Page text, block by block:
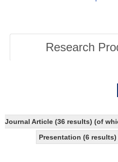
Research
Journal Article (36 results) (of
Presentation (6